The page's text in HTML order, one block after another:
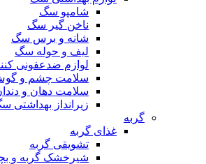
شامپو سگ
ناخن گیر سگ
شانه و برس سگ
لیف و حوله سگ
لوازم ضدعفونی
سلامت چشم و
سلامت دهان و
زیرانداز بهداشتی
گربه
غذای گربه
تشویقی گربه
شیرخشک گربه و